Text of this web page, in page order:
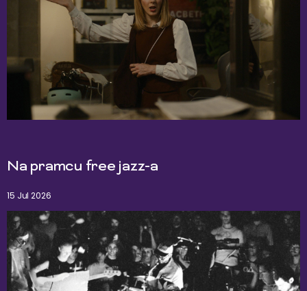
Na pramcu free jazz-a
15 Jul 2026